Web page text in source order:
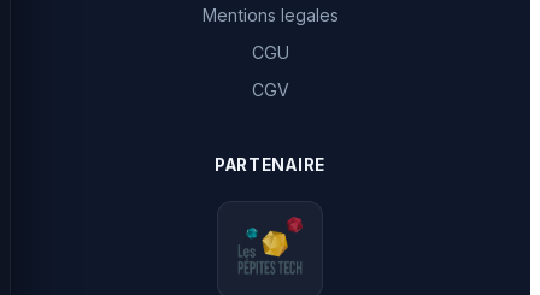
Mentions legales
CGU
CGV
PARTENAIRE